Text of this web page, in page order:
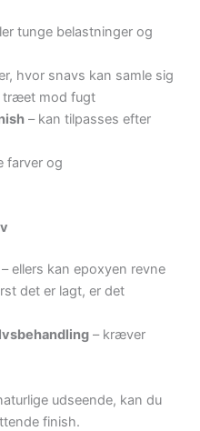
tunge belastninger og
hvor snavs kan samle sig
træet mod fugt
– kan tilpasses efter
farver og
ellers kan epoxyen revne
det er lagt, er det
– kræver
udseende, kan du
finish.